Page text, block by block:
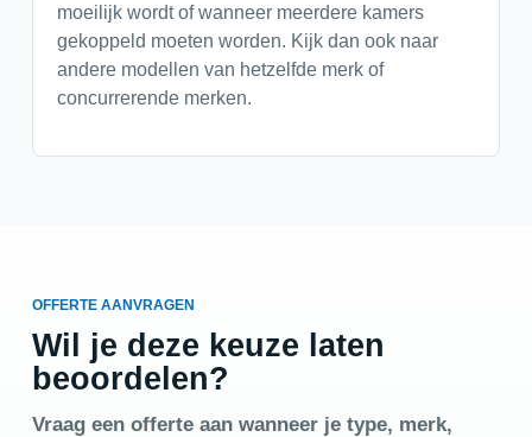
moeilijk wordt of wanneer meerdere kamers
gekoppeld moeten worden. Kijk dan ook naar
andere modellen van hetzelfde merk of
concurrerende merken.
OFFERTE AANVRAGEN
Wil je deze keuze laten
beoordelen?
Vraag een offerte aan wanneer je type, merk,